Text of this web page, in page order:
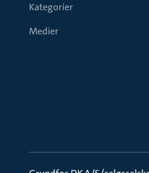
Kategorier
Medier